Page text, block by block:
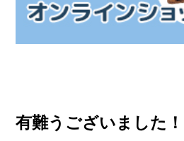
有難うございました！